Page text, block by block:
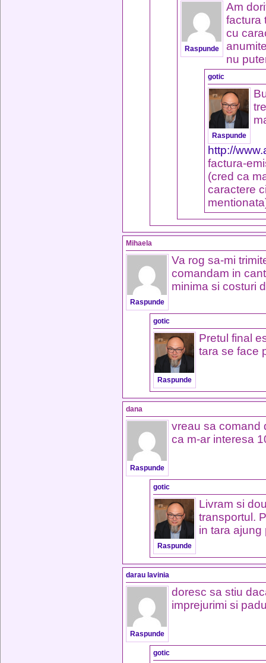
Raspunde
Am
factura
cu
nu
gotic
Raspunde
http://
factura-
(cred ca
caractere
Mihaela
Raspunde
Va rog sa-mi
comandam in
minima si costuri
gotic
Raspunde
Pretul final
tara se face
dana
Raspunde
vreau sa comand
ca m-ar interesa
gotic
Raspunde
Livram si
transportul.
in tara ajung
darau lavinia
Raspunde
doresc sa stiu
imprejurimi si
gotic